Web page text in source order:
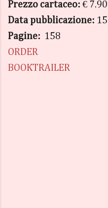
Prezzo cartaceo: € 7.90
Data pubblicazione:
Pagine: 158
ORDER
BOOKTRAILER